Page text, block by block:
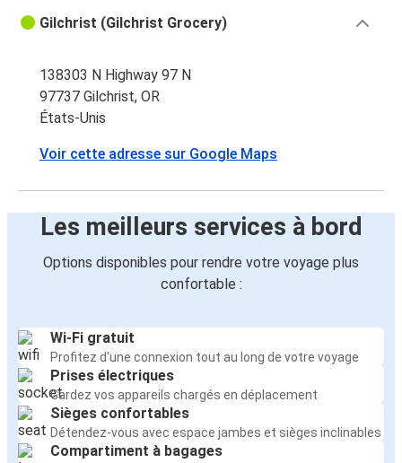
Gilchrist (Gilchrist Grocery)
138303 N Highway 97 N
97737 Gilchrist, OR
États-Unis
Voir cette adresse sur Google Maps
Les meilleurs services à bord
Options disponibles pour rendre votre voyage plus
confortable :
Wi-Fi gratuit
Profitez d'une connexion tout au long de votre voyage
Prises électriques
Gardez vos appareils chargés en déplacement
Sièges confortables
Détendez-vous avec espace jambes et sièges inclinables
Compartiment à bagages